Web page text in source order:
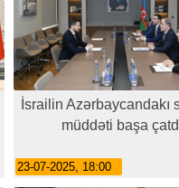
İsrailin Azərbaycandakı
müddəti başa
23-07-2025, 18:00